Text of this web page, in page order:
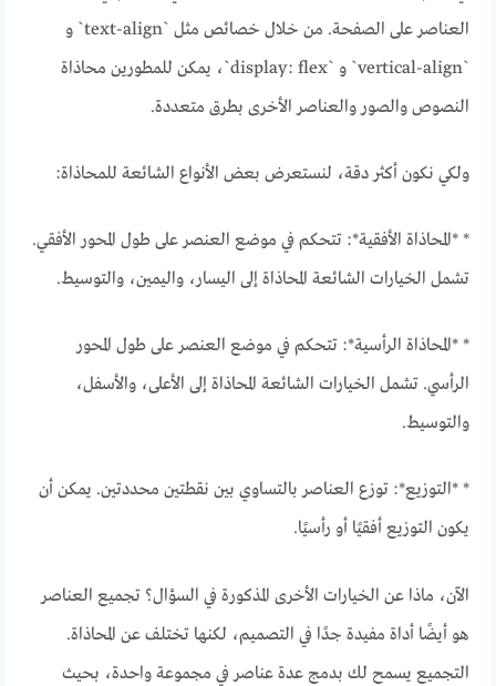
العناصر على الصفحة. من خلال خصائص مثل `text-align` و
`vertical-align` و `display: flex`، يمكن للمطورين محاذاة
النصوص والصور والعناصر الأخرى بطرق متعددة.
ولكي نكون أكثر دقة، لنستعرض بعض الأنواع الشائعة للمحاذاة:
* *المحاذاة الأفقية*: تتحكم في موضع العنصر على طول المحور الأفقي.
تشمل الخيارات الشائعة المحاذاة إلى اليسار، واليمين، والتوسيط.
* *المحاذاة الرأسية*: تتحكم في موضع العنصر على طول المحور
الرأسي. تشمل الخيارات الشائعة المحاذاة إلى الأعلى، والأسفل،
والتوسيط.
* *التوزيع*: توزع العناصر بالتساوي بين نقطتين محددتين. يمكن أن
يكون التوزيع أفقيًا أو رأسيًا.
الآن، ماذا عن الخيارات الأخرى المذكورة في السؤال؟ تجميع العناصر
هو أيضًا أداة مفيدة جدًا في التصميم، لكنها تختلف عن المحاذاة.
التجميع يسمح لك بدمج عدة عناصر في مجموعة واحدة، بحيث